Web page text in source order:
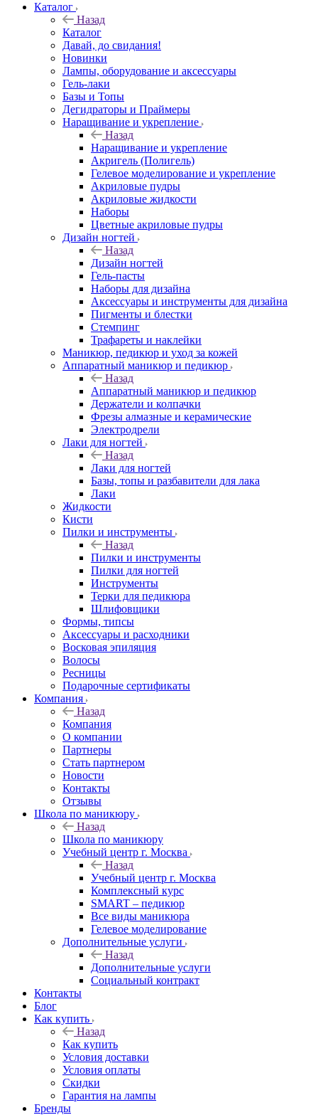
Каталог
Назад
Каталог
Давай, до свидания!
Новинки
Лампы, оборудование и аксессуары
Гель-лаки
Базы и Топы
Дегидраторы и Праймеры
Наращивание и укрепление
Назад
Наращивание и укрепление
Акригель (Полигель)
Гелевое моделирование и укрепление
Акриловые пудры
Акриловые жидкости
Наборы
Цветные акриловые пудры
Дизайн ногтей
Назад
Дизайн ногтей
Гель-пасты
Наборы для дизайна
Аксессуары и инструменты для дизайна
Пигменты и блестки
Стемпинг
Трафареты и наклейки
Маникюр, педикюр и уход за кожей
Аппаратный маникюр и педикюр
Назад
Аппаратный маникюр и педикюр
Держатели и колпачки
Фрезы алмазные и керамические
Электродрели
Лаки для ногтей
Назад
Лаки для ногтей
Базы, топы и разбавители для лака
Лаки
Жидкости
Кисти
Пилки и инструменты
Назад
Пилки и инструменты
Пилки для ногтей
Инструменты
Терки для педикюра
Шлифовщики
Формы, типсы
Аксессуары и расходники
Восковая эпиляция
Волосы
Ресницы
Подарочные сертификаты
Компания
Назад
Компания
О компании
Партнеры
Стать партнером
Новости
Контакты
Отзывы
Школа по маникюру
Назад
Школа по маникюру
Учебный центр г. Москва
Назад
Учебный центр г. Москва
Комплексный курс
SMART – педикюр
Все виды маникюра
Гелевое моделирование
Дополнительные услуги
Назад
Дополнительные услуги
Социальный контракт
Контакты
Блог
Как купить
Назад
Как купить
Условия доставки
Условия оплаты
Скидки
Гарантия на лампы
Бренды